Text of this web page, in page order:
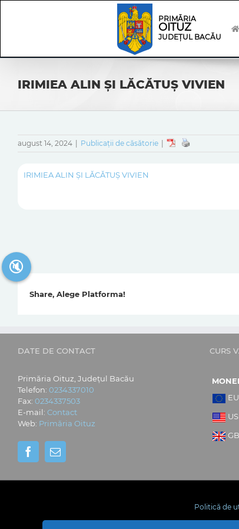
PRIMĂRIA
OITUZ
JUDEȚUL BACĂU
IRIMIEA ALIN ȘI LĂCĂTUȘ VIVIEN
august 14, 2024 Publicații de căsătorie
IRIMIEA ALIN ȘI LĂCĂTUȘ VIVIEN
Share, Alege Platforma!
DATE DE CONTACT
Primăria Oituz, Județul Bacău
Telefon: 0234337010
Fax: 0234337503
E-mail: Contact
Web: Primăria Oituz
CURS
Politică de
🔇